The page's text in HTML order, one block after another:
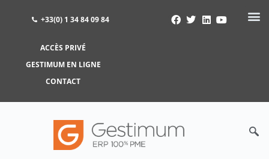
ACCÈS PRIVÉ
GESTIMUM EN LIGNE
CONTACT
+33(0) 1 34 84 09 84